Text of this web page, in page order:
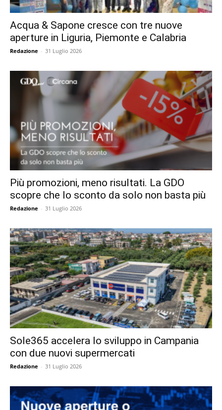
Acqua & Sapone cresce con tre nuove
aperture in Liguria, Piemonte e Calabria
Redazione - 31 Luglio 2026
Più promozioni, meno risultati. La GDO
scopre che lo sconto da solo non basta più
Redazione - 31 Luglio 2026
Sole365 accelera lo sviluppo in Campania
con due nuovi supermercati
Redazione - 31 Luglio 2026